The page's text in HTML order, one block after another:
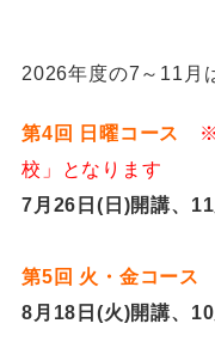
2026年度の7～11月
第4回 日曜コース
校」となります
7月26日(日)開講、
第5回 火・金コース
8月18日(火)開講、